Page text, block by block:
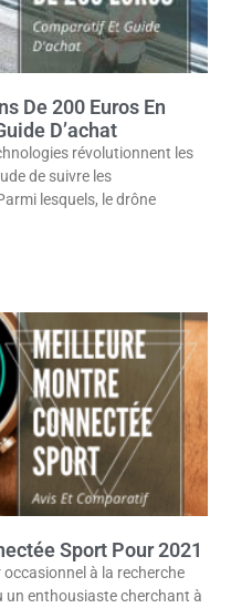
De 200 Euros En
D’achat
révolutionnent les
de suivre les
lesquels, le drône
Sport Pour 2021
à la recherche
un enthousiaste cherchant à